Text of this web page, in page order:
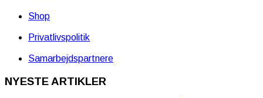
Shop
Privatlivspolitik
Samarbejdspartnere
NYESTE ARTIKLER